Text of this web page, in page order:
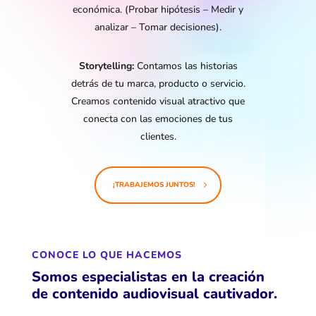
económica. (Probar hipótesis – Medir y
analizar – Tomar decisiones).
Storytelling:Contamos las historias
detrás de tu marca, producto o servicio.
Creamos contenido visual atractivo que
conecta con las emociones de tus
clientes.
¡TRABAJEMOS JUNTOS!
CONOCE LO QUE HACEMOS
Somos especialistas en la creación
de contenido audiovisual cautivador.